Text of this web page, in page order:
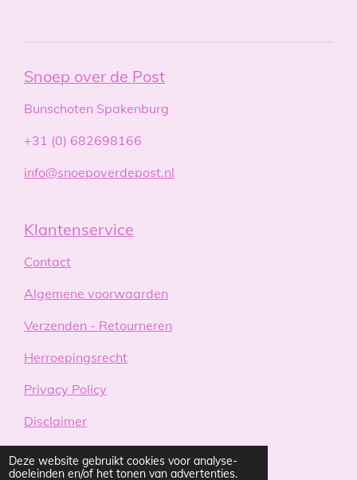
Deze website gebruikt cookies voor analyse-
doeleinden en/of het tonen van advertenties.
Snoep over de Post
Bunschoten Spakenburg
+31 (0) 682698166
info@snoepoverdepost.nl
Klantenservice
Contact
Algemene voorwaarden
Verzenden - Retourneren
Herroepingsrecht
Privacy Policy
Disclaimer
Over ons